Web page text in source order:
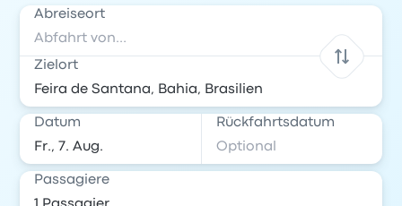
Abreiseort
Zielort
Datum Rückfahrtsdatum
Passagiere